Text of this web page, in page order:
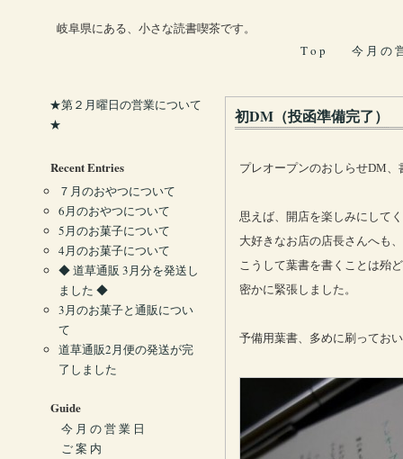
岐阜県にある、小さな読書喫茶です。
T o p
今 月 の
初DM（投函準備完了）
プレオープンのおしらせDM
思えば、開店を楽しみにして
大好きなお店の店長さんへも、
こうして葉書を書くことは殆
密かに緊張しました。
予備用葉書、多めに刷ってお
★第２月曜日の営業について
★
Recent Entries
７月のおやつについて
6月のおやつについて
5月のお菓子について
4月のお菓子について
◆ 道草通販 3月分を発送し
ました ◆
3月のお菓子と通販につい
て
道草通販2月便の発送が完
了しました
Guide
今 月 の 営 業 日
ご 案 内